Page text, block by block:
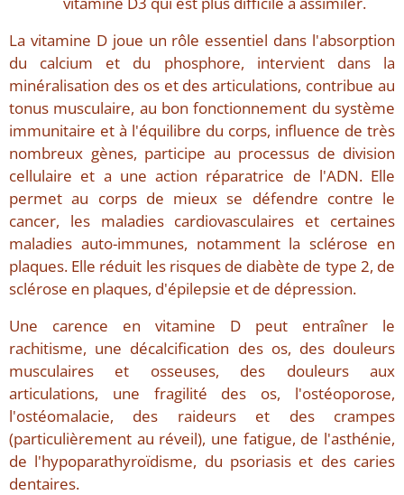
La vitamine D joue un rôle essentiel dans l'absorption
du calcium et du phosphore, intervient dans la
minéralisation des os et des articulations, contribue au
tonus musculaire, au bon fonctionnement du système
immunitaire et à l'équilibre du corps, influence de très
nombreux gènes, participe au processus de division
cellulaire et a une action réparatrice de l'ADN. Elle
permet au corps de mieux se défendre contre le
cancer, les maladies cardiovasculaires et certaines
maladies auto-immunes, notamment la sclérose en
plaques. Elle réduit les risques de diabète de type 2, de
sclérose en plaques, d'épilepsie et de dépression.
Une carence en vitamine D peut entraîner le
rachitisme, une décalcification des os, des douleurs
musculaires et osseuses, des douleurs aux
articulations, une fragilité des os, l'ostéoporose,
l'ostéomalacie, des raideurs et des crampes
(particulièrement au réveil), une fatigue, de l'asthénie,
de l'hypoparathyroïdisme, du psoriasis et des caries
dentaires.